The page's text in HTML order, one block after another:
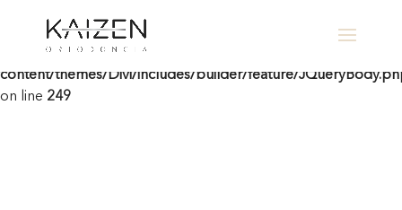
Warning: Undefined array key "contact-form-7" in
/home/clients/205d9b6b35a3eae8ee41a9b895e668f2/sites/
content/themes/Divi/includes/builder/feature/
on line 249